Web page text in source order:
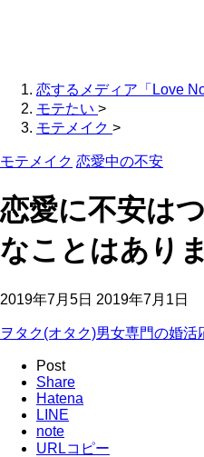
恋するメディア「Love
モテたい >
モテメイク >
モテメイク 恋愛中の不安
恋愛に不安は
なことはあり
2019年7月5日 2019年7月1日
ヲタク(オタク)男女専門の婚
Post
Share
Hatena
LINE
note
URLコピー